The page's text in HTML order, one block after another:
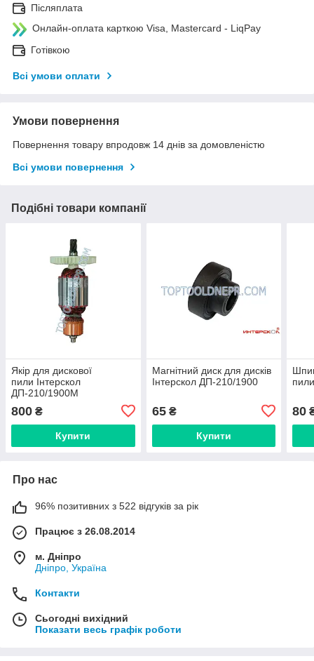
Післяплата
Онлайн-оплата карткою Visa, Mastercard - LiqPay
Готівкою
Всі умови оплати
Умови повернення
Повернення товару впродовж 14 днів за домовленістю
Всі умови повернення
Подібні товари компанії
Якір для дискової
пили Інтерскол
ДП-210/1900М
800 ₴
Купити
Магнітний диск для дисків
Інтерскол ДП-210/1900
65₴
Купити
80
Про нас
96% позитивних з 522 відгуків за рік
Працює з 26.08.2014
м. Дніпро
Дніпро, Україна
Контакти
Сьогодні вихідний
Показати весь графік роботи